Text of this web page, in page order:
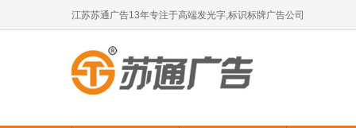
江苏苏通广告13年专注于高端发光字,标识标牌广告公司